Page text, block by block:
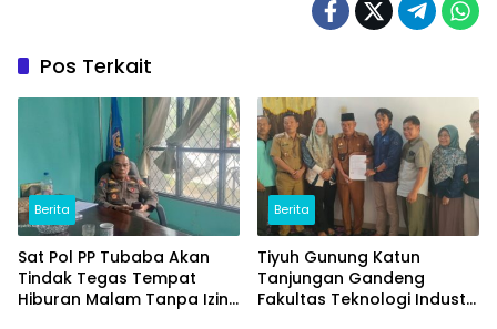
Pos Terkait
Berita
Sat Pol PP Tubaba Akan
Tindak Tegas Tempat
Hiburan Malam Tanpa Izin
Berita
Tiyuh Gunung Katun
Tanjungan Gandeng
Fakultas Teknologi Industri